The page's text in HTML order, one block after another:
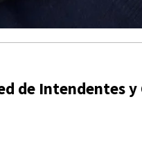
de Intendentes